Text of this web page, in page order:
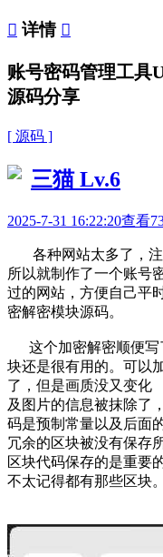
 详情 
账号密码管理工具
源码分享
[ 源码 ]
三猫Lv.6
2025-7-31 16:22:20查看
各种网站太多了，注
所以就制作了一个账号
过的网站，方便自己平
密解密模块源码。
这个加密解密顺便写
块还是很有用的。可以
了，但是画质没又变化
及图片的信息被抹除了
码是预制常量以及后面
冗余的区块被没有保存
区块代码保存的是重要
不太记得都有那些区块。